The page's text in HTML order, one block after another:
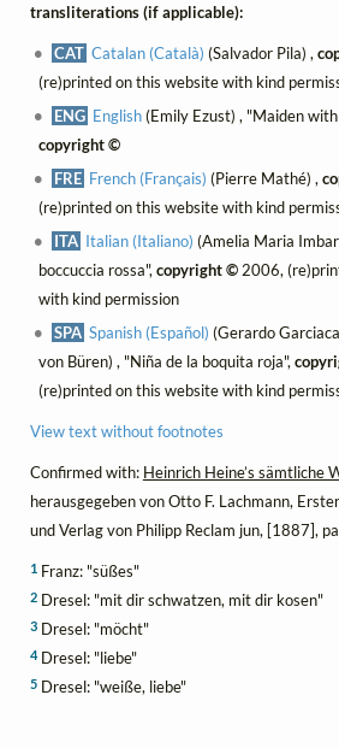
transliterations (if applicable):
CAT Catalan (Català) (Salvador Pila) ,
(re)printed on this website with kind
ENG English(Emily Ezust) , "Maiden
copyright ©
FRE French (Français) (Pierre Mathé) ,
(re)printed on this website with kind
ITA Italian (Italiano) (Amelia Maria
boccuccia rossa", copyright ©2006,
with kind permission
SPA Spanish (Español) (Gerardo
von Büren) , "Niña de la boquita roja",
(re)printed on this website with kind
View text without footnotes
Confirmed with: Heinrich Heine’s sämtliche
herausgegeben von Otto F. Lachmann,
und Verlag von Philipp Reclam jun, [1887],
1Franz: "süßes"
2Dresel: "mit dir schwatzen, mit dir kosen"
3Dresel: "möcht"
4Dresel: "liebe"
5Dresel: "weiße, liebe"